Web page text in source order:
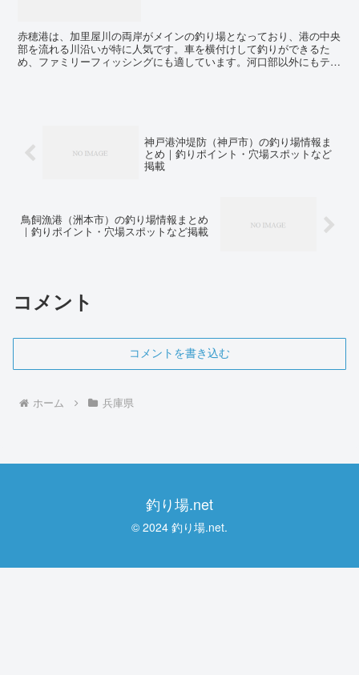
赤穂港は、加里屋川の両岸がメインの釣り場となっており、港の中央
部を流れる川沿いが特に人気です。車を横付けして釣りができるた
め、ファミリーフィッシングにも適しています。河口部以外にもテト
神戸港沖堤防（神戸市）の釣り場情報ま
とめ｜釣りポイント・穴場スポットなど
掲載
鳥飼漁港（洲本市）の釣り場情報まとめ
｜釣りポイント・穴場スポットなど掲載
コメント
コメントを書き込む
ホーム 兵庫県
釣り場.net
© 2024 釣り場.net.